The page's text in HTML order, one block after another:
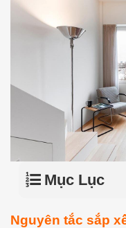
Mục Lục
Nguyên tắc sắp